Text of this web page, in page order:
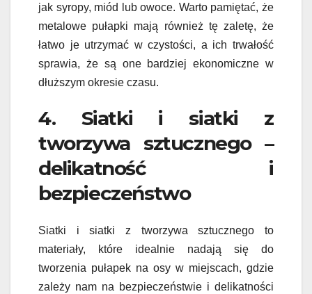
jak syropy, miód lub owoce. Warto pamiętać, że
metalowe pułapki mają również tę zaletę, że
łatwo je utrzymać w czystości, a ich trwałość
sprawia, że są one bardziej ekonomiczne w
dłuższym okresie czasu.
4. Siatki i siatki z
tworzywa sztucznego –
delikatność i
bezpieczeństwo
Siatki i siatki z tworzywa sztucznego to
materiały, które idealnie nadają się do
tworzenia pułapek na osy w miejscach, gdzie
zależy nam na bezpieczeństwie i delikatności